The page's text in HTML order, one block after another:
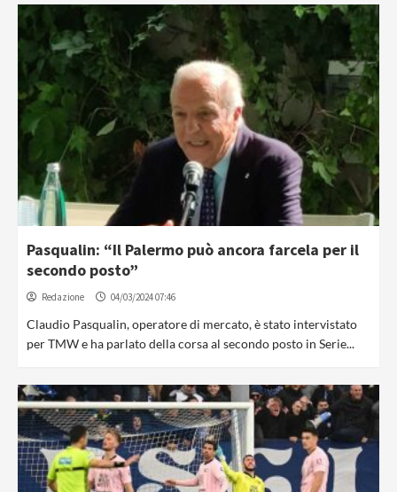
Pasqualin: “Il Palermo può ancora farcela per il
secondo posto”
Redazione 04/03/2024 07:46
Claudio Pasqualin, operatore di mercato, è stato intervistato
per TMW e ha parlato della corsa al secondo posto in Serie...